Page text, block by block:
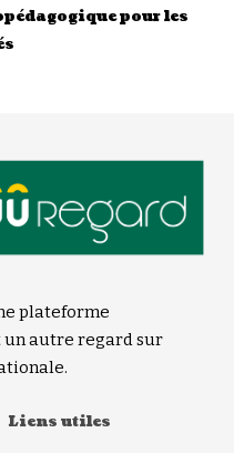
pour les
plateforme
un autre regard sur
Liens utiles